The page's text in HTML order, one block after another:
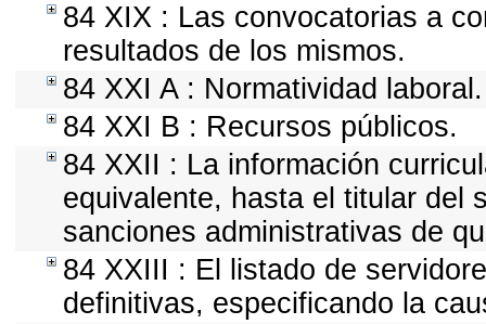
84 XIX : Las convocatorias a
resultados de los mismos.
84 XXI A : Normatividad laboral.
84 XXI B : Recursos públicos.
84 XXII : La información
equivalente, hasta el titular del
sanciones administrativas de
84 XXIII : El listado de
definitivas, especificando la